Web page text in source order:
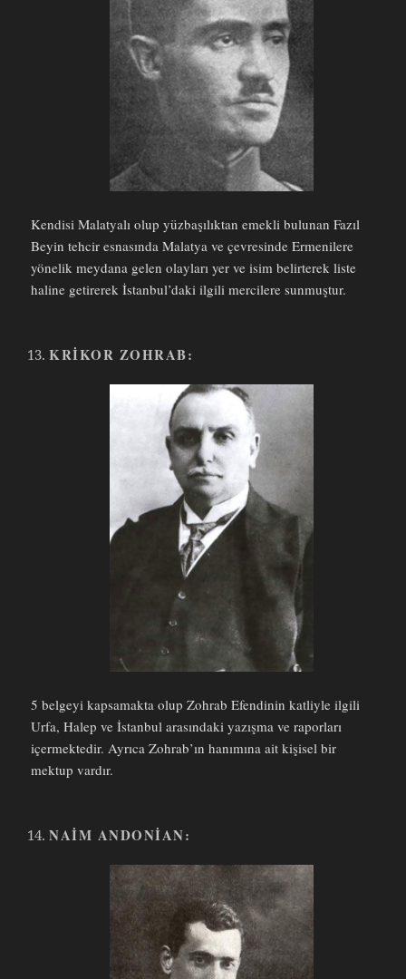
Kendisi Malatyalı olup yüzbaşılıktan emekli bulunan Fazıl
Beyin tehcir esnasında Malatya ve çevresinde Ermenilere
yönelik meydana gelen olayları yer ve isim belirterek liste
haline getirerek İstanbul’daki ilgili mercilere sunmuştur.
KRIKOR ZOHRAB:
5 belgeyi kapsamakta olup Zohrab Efendinin katliyle ilgili
Urfa, Halep ve İstanbul arasındaki yazışma ve raporları
içermektedir. Ayrıca Zohrab’ın hanımına ait kişisel bir
mektup vardır.
NAIM ANDONIAN: